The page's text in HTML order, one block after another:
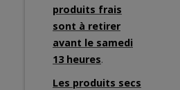
produits frais
sont à retirer
avant le samedi
13 heures.
Les produits secs